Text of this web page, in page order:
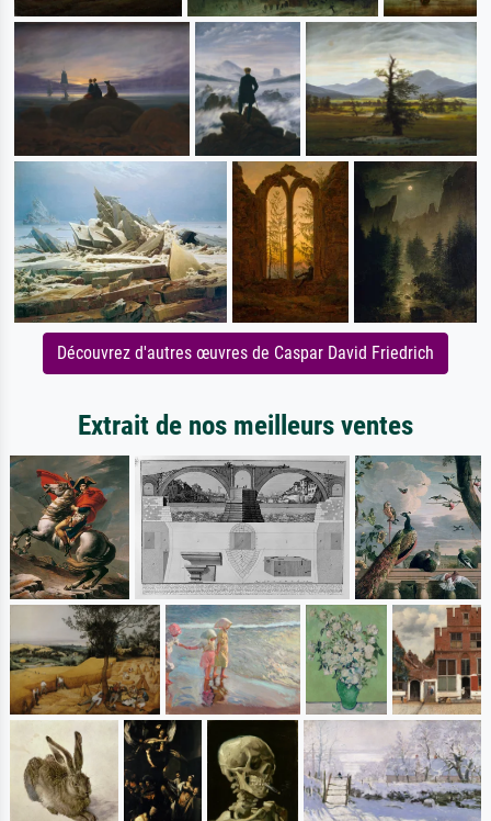
Découvrez d'autres œuvres de Caspar David Friedrich
Extrait de nos meilleurs ventes